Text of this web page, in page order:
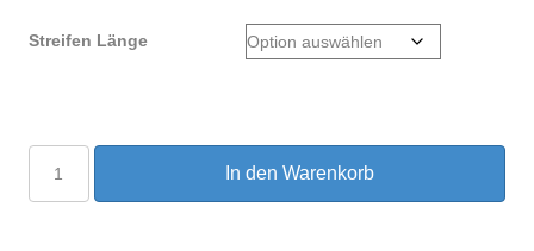
Streifen Länge
PVC
Streifen
Meterware
In den Warenkorb